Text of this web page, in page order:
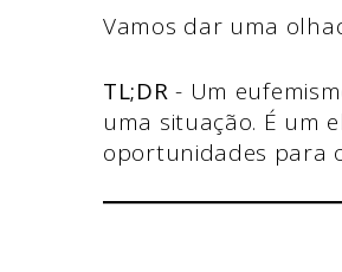
Vamos dar uma
TL;DR - Um
uma situação. É um
oportunidades para